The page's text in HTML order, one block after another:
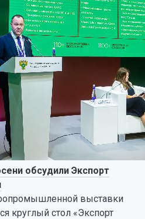
обсудили Экспорт
выставки
круглый стол «Экспорт